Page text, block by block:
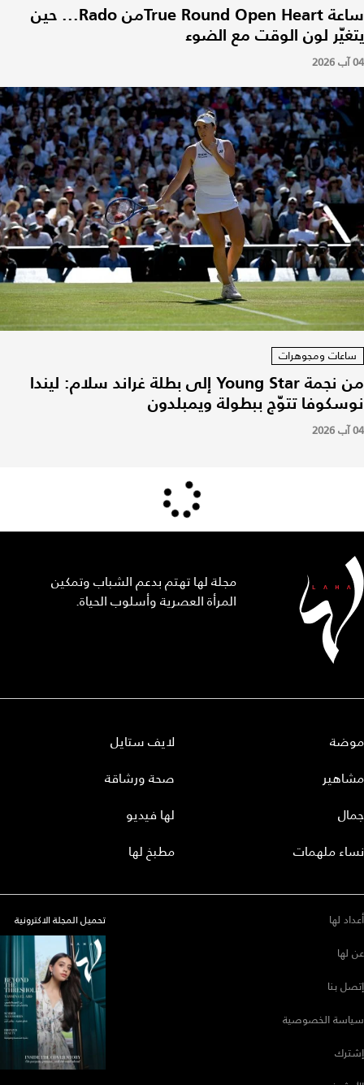
ساعة True Round Open Heartمن Rado... حين
يتغيّر لون الوقت مع الضوء
04 آب 2026
ساعات ومجوهرات
من نجمة Young Star إلى بطلة غراند سلام: ليندا
نوسكوفا تتوّج ببطولة ويمبلدون
04 آب 2026
مجلة لها تهتم بدعم الشباب وتمكين
المرأة العصرية وأسلوب الحياة.
موضة
مشاهير
جمال
نساء ملهمات
لايف ستايل
صحة ورشاقة
لها فيديو
مطبخ لها
أعداد لها
عن لها
إتصل بنا
سياسة الخصوصية
إشترك
تحميل المجلة الاكترونية